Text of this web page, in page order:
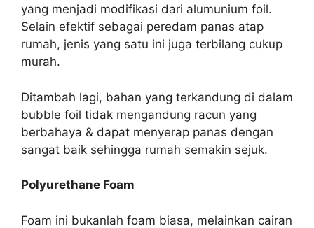
yang menjadi modifikasi dari alumunium foil.
Selain efektif sebagai peredam panas atap
rumah, jenis yang satu ini juga terbilang cukup
murah.
Ditambah lagi, bahan yang terkandung di dalam
bubble foil tidak mengandung racun yang
berbahaya & dapat menyerap panas dengan
sangat baik sehingga rumah semakin sejuk.
Polyurethane Foam
Foam ini bukanlah foam biasa, melainkan cairan